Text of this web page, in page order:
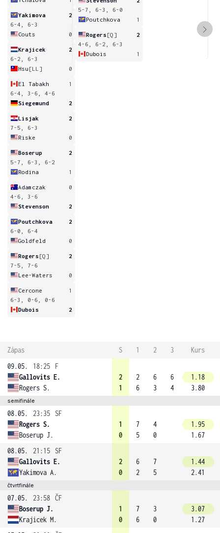
Yakimova
2
6-4, 6-3
Couts
0
Krajicek
2
6-2, 6-3
Hsu [LL] 0
El Tabakh
1
6-4, 3-6, 4-6
Siegemund
2
Lisjak
2
7-5, 6-3
Riske
0
Boserup
2
5-7, 6-3, 6-2
Rodina
1
Adamczak
0
4-6, 3-6
Stevenson
2
Poutchkova
2
6-0, 6-4
Goldfeld
0
Rogers [Q]
2
7-5, 7-6
Lee-Waters
0
Cercone
1
6-3, 0-6, 0-6
Dubois
2
5-7, 6-3, 6-0
Poutchkova
1
Rogers [Q]
2
4-6, 6-2, 6-3
Dubois
1
Zápas S 1 2 3
Kurs
09.05.
18:25
F
Gallovits E.
Rogers S.
2
1
2
6
6
3
6
4
1.18
3.80
semifinále
08.05. 23:35
SF
Rogers S.
Boserup J.
1
0
7
5
4
0
1.95
1.67
08.05.
21:15
SF
Gallovits E.
Yakimova A.
2
0
6
2
7
5
1.44
2.41
čtvrtfinále
07.05. 23:58 ČF
Boserup J.
Krajicek M.
1
0
7
6
3
0
3.07
1.27